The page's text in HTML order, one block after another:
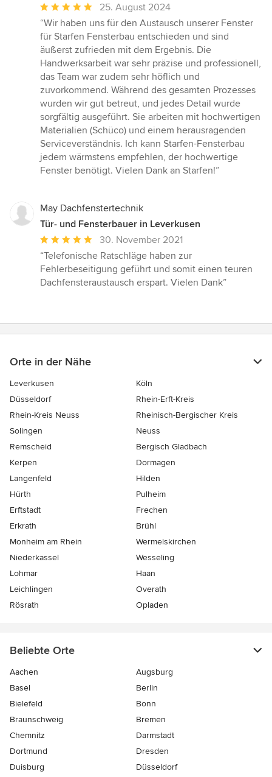
Durchschnittliche
Bewertung:
5
von
5
Sternen
25. August 2024
“Wir haben uns für den Austausch unserer Fenster
für Starfen Fensterbau entschieden und sind
äußerst zufrieden mit dem Ergebnis. Die
Handwerksarbeit war sehr präzise und professionell,
das Team war zudem sehr höflich und
zuvorkommend. Während des gesamten Prozesses
wurden wir gut betreut, und jedes Detail wurde
sorgfältig ausgeführt. Sie arbeiten mit hochwertigen
Materialien (Schüco) und einem herausragenden
Serviceverständnis. Ich kann Starfen-Fensterbau
jedem wärmstens empfehlen, der hochwertige
Fenster benötigt. Vielen Dank an Starfen!”
May Dachfenstertechnik
Tür- und Fensterbauer in Leverkusen
Durchschnittliche
Bewertung:
5
von
30. November 2021
“Telefonische Ratschläge haben zur
Fehlerbeseitigung geführt und somit einen teuren
Dachfensteraustausch erspart. Vielen Dank”
Orte in der Nähe
Leverkusen
Köln
Düsseldorf
Rhein-Erft-Kreis
Rhein-Kreis Neuss
Rheinisch-Bergischer Kreis
Solingen
Neuss
Remscheid
Bergisch Gladbach
Kerpen
Dormagen
Langenfeld
Hilden
Hürth
Pulheim
Erftstadt
Frechen
Erkrath
Brühl
Monheim am Rhein
Wermelskirchen
Niederkassel
Wesseling
Lohmar
Haan
Leichlingen
Overath
Rösrath
Opladen
Beliebte Orte
Aachen
Augsburg
Basel
Berlin
Bielefeld
Bonn
Braunschweig
Bremen
Chemnitz
Darmstadt
Dortmund
Dresden
Duisburg
Düsseldorf